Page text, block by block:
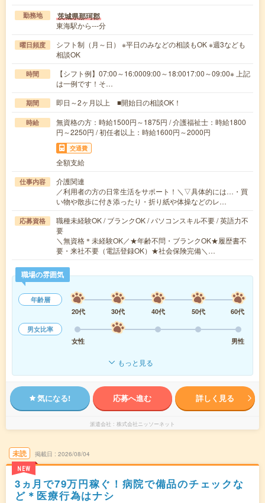
勤務地 茨城県那珂郡
東海駅から---分
曜日頻度
シフト制（月～日） ※平日のみなどの相談もOK ※週3なども
相談OK
時間
【シフト例】07:00～16:0009:00～18:0017:00～09:00※ 上記
は一例です！そ…
期間 即日～2ヶ月以上 ■開始日の相談OK！
時給
無資格の方：時給1500円～1875円 / 介護福祉士：時給1800
円～2250円 / 初任者以上：時給1600円～2000円
交通費
全額支給
仕事内容
介護関連
／利用者の方の日常生活をサポート！＼▽具体的には…・買
い物や散歩に付き添ったり・折り紙や体操などのレ…
応募資格
職種未経験OK / ブランクOK / パソコンスキル不要 / 英語力不
要
＼無資格＊未経験OK／★年齢不問・ブランクOK★履歴書不
要・来社不要（電話登録OK）★社会保険完備＼…
職場の雰囲気
年齢層
20代
30代 40代 50代
60代
男女比率
女性
男性
もっと見る
気になる! 応募へ進む 詳しく見る
派遣会社 株式会社ニッソーネット
未読
NEW
掲載日 2026/08/04
3ヵ月で79万円稼ぐ！病院で備品のチェックな
ど＊医療行為はナシ